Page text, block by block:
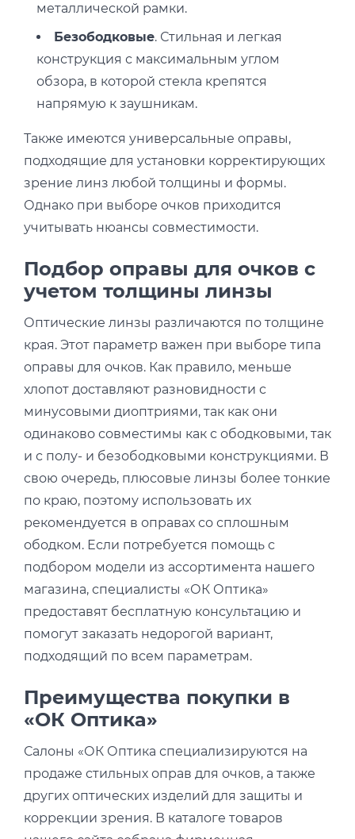
металлической рамки.
Безободковые. Стильная и легкая
конструкция с максимальным углом
обзора, в которой стекла крепятся
напрямую к заушникам.
Также имеются универсальные оправы,
подходящие для установки корректирующих
зрение линз любой толщины и формы.
Однако при выборе очков приходится
учитывать нюансы совместимости.
Подбор оправы для очков с
учетом толщины линзы
Оптические линзы различаются по толщине
края. Этот параметр важен при выборе типа
оправы для очков. Как правило, меньше
хлопот доставляют разновидности с
минусовыми диоптриями, так как они
одинаково совместимы как с ободковыми, так
и с полу- и безободковыми конструкциями. В
свою очередь, плюсовые линзы более тонкие
по краю, поэтому использовать их
рекомендуется в оправах со сплошным
ободком. Если потребуется помощь с
подбором модели из ассортимента нашего
магазина, специалисты «ОК Оптика»
предоставят бесплатную консультацию и
помогут заказать недорогой вариант,
подходящий по всем параметрам.
Преимущества покупки в
«ОК Оптика»
Салоны «ОК Оптика специализируются на
продаже стильных оправ для очков, а также
других оптических изделий для защиты и
коррекции зрения. В каталоге товаров